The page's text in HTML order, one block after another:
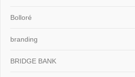
Bolloré
branding
BRIDGE BANK